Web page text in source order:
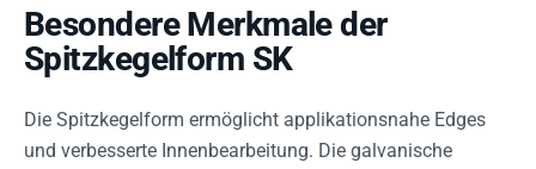
Besondere Merkmale der
Spitzkegelform SK
Die Spitzkegelform ermöglicht applikationsnahe Edges
und verbesserte Innenbearbeitung. Die galvanische